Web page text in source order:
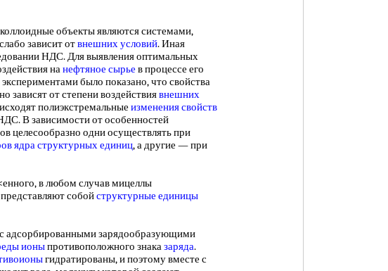
объекты являются системами,
зависит отвнешних условий. Иная
НДС. Для выявления оптимальных
нанефтяное сырье в процессе его
было показано, что свойства
от степени воздействиявнешних
полиэкстремальные изменения свойств
В зависимости от особенностей
целесообразно одни осуществлять при
ядраструктурных единиц, а другие — при
в любом случав мицеллы
собойструктурные единицы
с адсорбированными зарядообразующими
ионыпротивоположного знаказаряда.
гидратированы, и поэтому вместе с